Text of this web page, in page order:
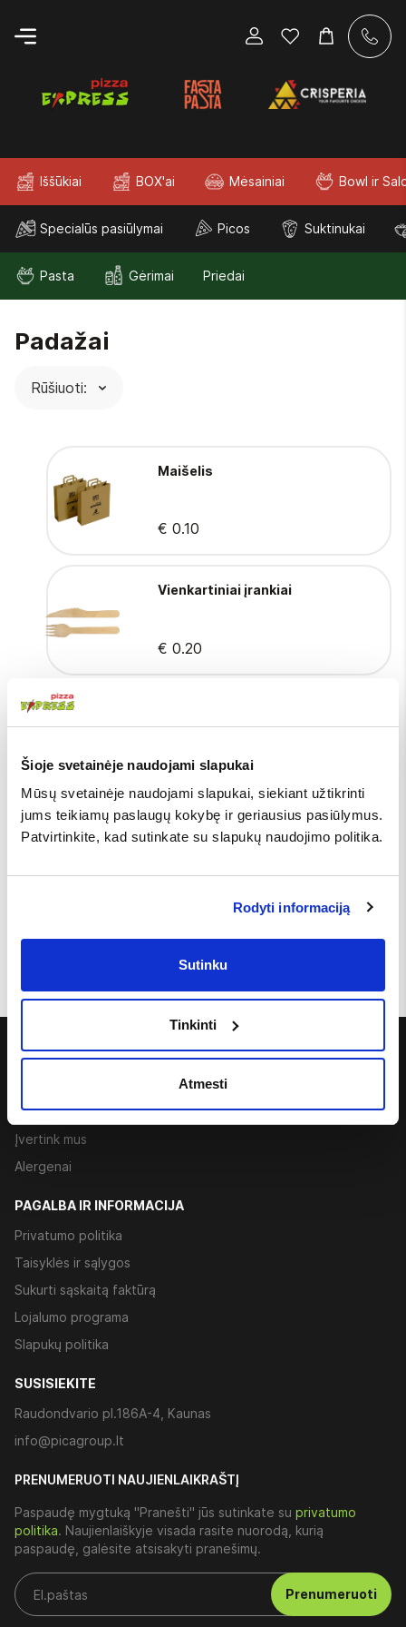
Šioje svetainėje naudojami slapukai
Mūsų svetainėje naudojami slapukai, siekiant užtikrinti
jums teikiamų paslaugų kokybę ir geriausius pasiūlymus.
Patvirtinkite, kad sutinkate su slapukų naudojimo politika.
Rodyti informaciją
Sutinku
Tinkinti
Atmesti
Iššūkiai BOX'ai Mėsainiai Bowl ir
Specialūs pasiūlymai Picos Suktinukai
Pasta Gėrimai Priedai
Padažai
Naujausi viršuje
Maišelis
€ 0.10
Vienkartiniai įrankiai
€ 0.20
€ 1.00
APIE MUS
Karjera
Įvertink mus
Alergenai
PAGALBA IR INFORMACIJA
Privatumo politika
Taisyklės ir sąlygos
Sukurti sąskaitą faktūrą
Lojalumo programa
Slapukų politika
SUSISIEKITE
Raudondvario pl.186A-4, Kaunas
info@picagroup.lt
PRENUMERUOTI NAUJIENLAIKRAŠTĮ
Paspaudę mygtuką "Pranešti" jūs sutinkate su privatumo
politika. Naujienlaiškyje visada rasite nuorodą, kurią
paspaudę, galėsite atsisakyti pranešimų.
Prenumeruoti